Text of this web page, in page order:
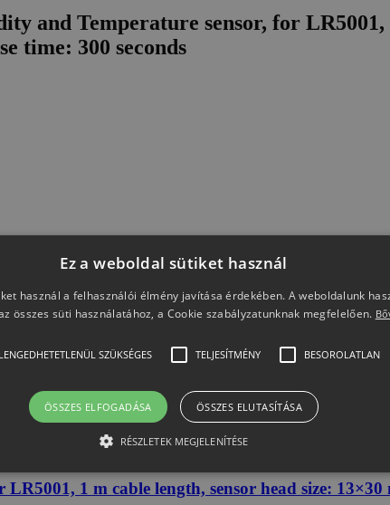
and Temperature sensor, for LR5001,
time: 300 seconds
and Temperature sensor, for
time: 300 seconds
1 m cable length, sensor head size:
Ez a weboldal sütiket használ
használ a felhasználói élmény javítása érdekében. A weboldalunk
összes süti használatához, a Cookie szabályzatunknak megfelelően.
SZÜKSÉGES TELJESÍTMÉNY BESOROLATLAN
ÖSSZES ELFOGADÁSA ÖSSZES ELUTASÍTÁSA
RÉSZLETEK MEGJELENÍTÉSE